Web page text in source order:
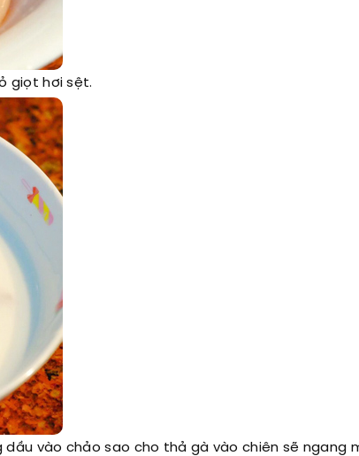
giọt hơi sệt.
dầu vào chảo sao cho thả gà vào chiên sẽ ngang